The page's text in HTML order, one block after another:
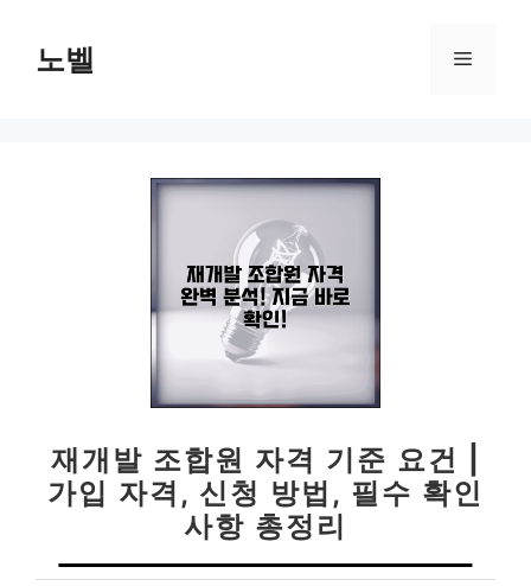
노벨 메
재개발 조합원 자격 기준 요건 |
가입 자격, 신청 방법, 필수 확인
사항 총정리